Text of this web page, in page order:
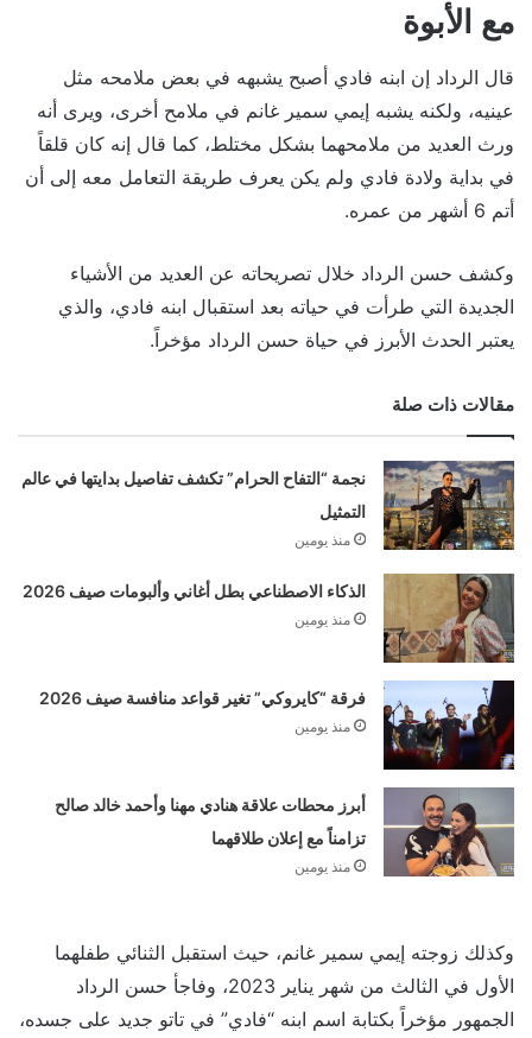
مع الأبوة
قال الرداد إن ابنه فادي أصبح يشبهه في بعض ملامحه مثل
عينيه، ولكنه يشبه إيمي سمير غانم في ملامح أخرى، ويرى أنه
ورث العديد من ملامحهما بشكل مختلط، كما قال إنه كان قلقاً
في بداية ولادة فادي ولم يكن يعرف طريقة التعامل معه إلى أن
أتم 6 أشهر من عمره.
وكشف حسن الرداد خلال تصريحاته عن العديد من الأشياء
الجديدة التي طرأت في حياته بعد استقبال ابنه فادي، والذي
يعتبر الحدث الأبرز في حياة حسن الرداد مؤخراً.
مقالات ذات صلة
نجمة “التفاح الحرام” تكشف تفاصيل بدايتها في عالم
التمثيل
منذ يومين
الذكاء الاصطناعي بطل أغاني وألبومات صيف 2026
منذ يومين
فرقة “كايروكي” تغير قواعد منافسة صيف 2026
منذ يومين
أبرز محطات علاقة هنادي مهنا وأحمد خالد صالح
تزامناً مع إعلان طلاقهما
منذ يومين
وكذلك زوجته إيمي سمير غانم، حيث استقبل الثنائي طفلهما
الأول في الثالث من شهر يناير 2023، وفاجأ حسن الرداد
الجمهور مؤخراً بكتابة اسم ابنه “فادي” في تاتو جديد على جسده،